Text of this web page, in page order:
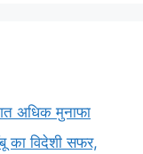
अधिक मुनाफा
का विदेशी सफर,